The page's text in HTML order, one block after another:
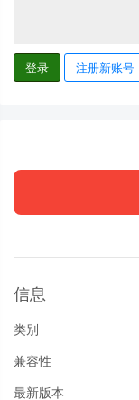
登录 注册新账号
信息
类别
兼容性
最新版本